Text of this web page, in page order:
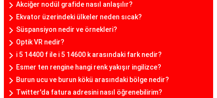
Akciğer nodül grafide nasıl anlaşılır?
Ekvator üzerindeki ülkeler neden sıcak?
Süspansiyon nedir ve örnekleri?
Optik VR nedir?
i 5 14400 f ile i 5 14600 k arasındaki fark nedir?
Esmer ten rengine hangi renk yakışır ingilizce?
Burun ucu ve burun kökü arasındaki bölge nedir?
Twitter'da fatura adresini nasıl öğrenebilirim?